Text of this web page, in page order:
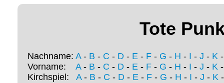
Tote
Nachname: A- B - C - D - E - F - G - H - I - J - K
Vorname: A- B - C - D - E - F - G - H - I - J - K
Kirchspiel: A- B - C - D- E- F- G - H - I - J - K